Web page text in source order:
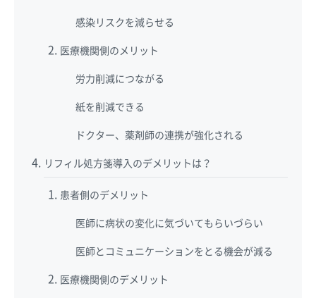
感染リスクを減らせる
医療機関側のメリット
労力削減につながる
紙を削減できる
ドクター、薬剤師の連携が強化される
リフィル処方箋導入のデメリットは？
患者側のデメリット
医師に病状の変化に気づいてもらいづらい
医師とコミュニケーションをとる機会が減る
医療機関側のデメリット